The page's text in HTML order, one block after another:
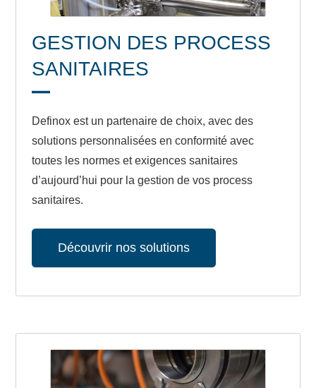
GESTION DES PROCESS
SANITAIRES
Definox est un partenaire de choix, avec des
solutions personnalisées en conformité avec
toutes les normes et exigences sanitaires
d’aujourd’hui pour la gestion de vos process
sanitaires.
Découvrir nos solutions